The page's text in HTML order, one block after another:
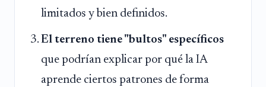
limitados y bien definidos.
El terreno tiene "bultos" específicos
que podrían explicar por qué la IA
aprende ciertos patrones de forma